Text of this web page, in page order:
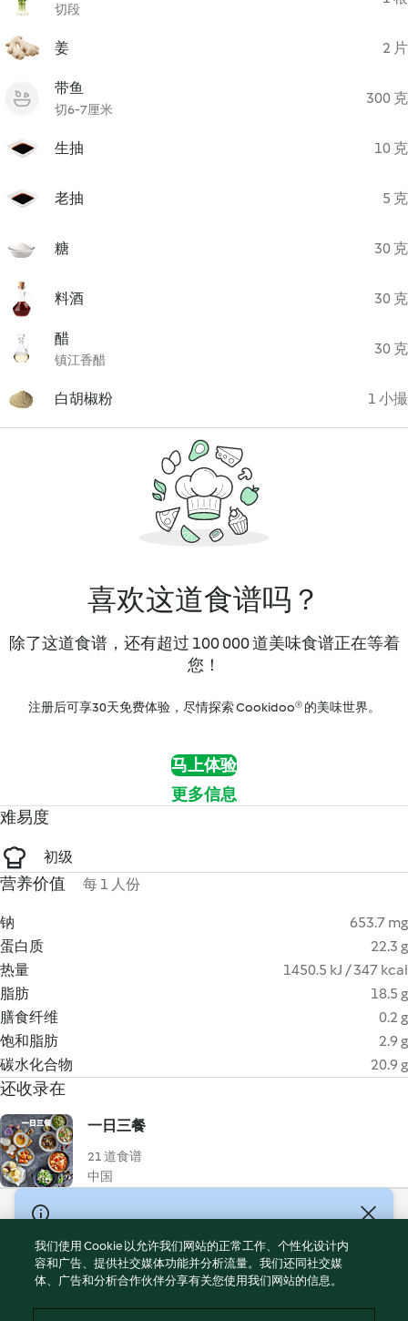
切段
姜 2 片
带鱼
切6-7厘米
300 克
生抽 10 克
老抽 5 克
糖 30 克
料酒 30 克
醋
镇江香醋
30 克
白胡椒粉 1 小撮
喜欢这道食谱吗？
除了这道食谱，还有超过 100 000 道美味食谱正在等着
您！
注册后可享30天免费体验，尽情探索 Cookidoo® 的美味世界。
马上体验
更多信息
难易度
初级
营养价值 每 1 人份
钠
653.7 mg
蛋白质
22.3 g
热量
1450.5 kJ / 347 kcal
脂肪
18.5 g
膳食纤维
0.2 g
饱和脂肪
2.9 g
碳水化合物
20.9 g
还收录在
一日三餐
21 道食谱
中国
© Copyright 2021-2023 福维克信息科技(上海)有限公司 版权所有
2026
使用规定
我们使用 Cookie 以允许我们网站的正常工作、个性化设计内
容和广告、提供社交媒体功能并分析流量。我们还同社交媒
体、广告和分析合作伙伴分享有关您使用我们网站的信息。